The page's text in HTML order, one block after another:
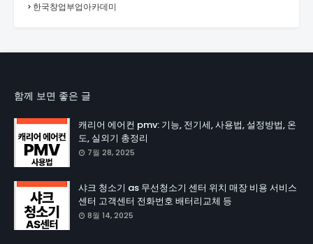
한국창업부업아카데미
함께 보면 좋은 글
캐리어 에어컨 pmv: 기능, 전기세, 사용법, 설정방법, 온
도, 실외기 총정리
7월 28, 2025
샤크 청소기 as 무선청소기 센터 위치 매장 비용 서비스
센터 고객센터 전화번호 배터리교체 등
8월 14, 2025